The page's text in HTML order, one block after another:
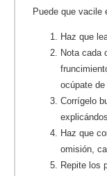
Puede que vacile
Haz que
Nota cada
ocúpate de
Corrígelo
Haz que
omisión,
Repite los